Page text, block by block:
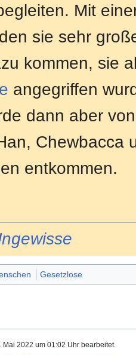
Mit
sie sehr
kommen, sie
angegriffen
dann aber
Chewbacca
entkommen.
Gesetzlose
2022 um 01:02 Uhr bearbeitet.